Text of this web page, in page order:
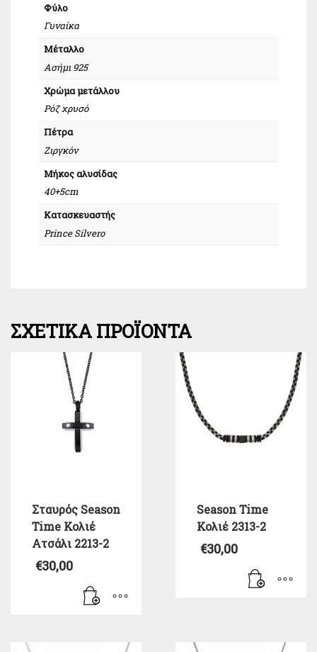
Φύλο
Γυναίκα
Μέταλλο
Ασήμι 925
Χρώμα μετάλλου
Ρόζ χρυσό
Πέτρα
Ζιργκόν
Μήκος αλυσίδας
40+5cm
Κατασκευαστής
Prince Silvero
ΣΧΕΤΙΚΆ ΠΡΟΪΌΝΤΑ
Σταυρός Season
Time Κολιέ
Ατσάλι 2213-2
€30,00
Season Time
Κολιέ 2313-2
€30,00